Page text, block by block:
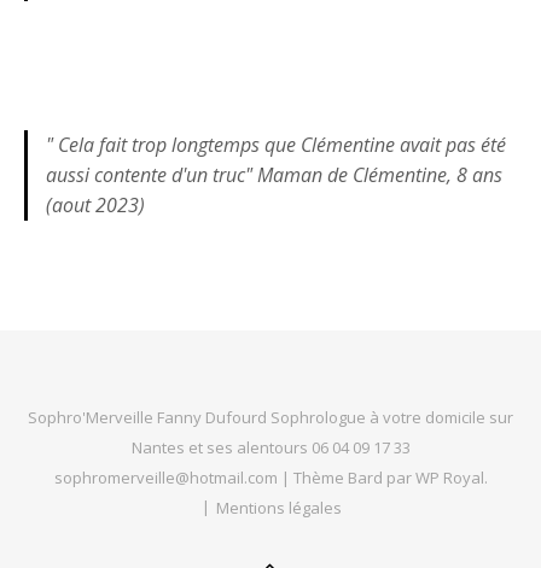
" Cela fait trop longtemps que Clémentine avait pas été
aussi contente d'un truc" Maman de Clémentine, 8 ans
(aout 2023)
Sophro'Merveille Fanny Dufourd Sophrologue à votre domicile sur
Nantes et ses alentours 06 04 09 17 33
sophromerveille@hotmail.com | Thème Bard parWP Royal.
Mentions légales